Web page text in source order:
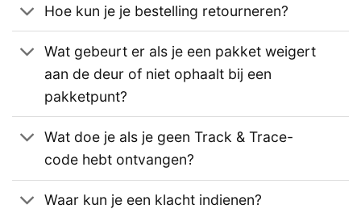
Hoe kun je je bestelling retourneren?
Wat gebeurt er als je een pakket weigert
aan de deur of niet ophaalt bij een
pakketpunt?
Wat doe je als je geen Track & Trace-
code hebt ontvangen?
Waar kun je een klacht indienen?